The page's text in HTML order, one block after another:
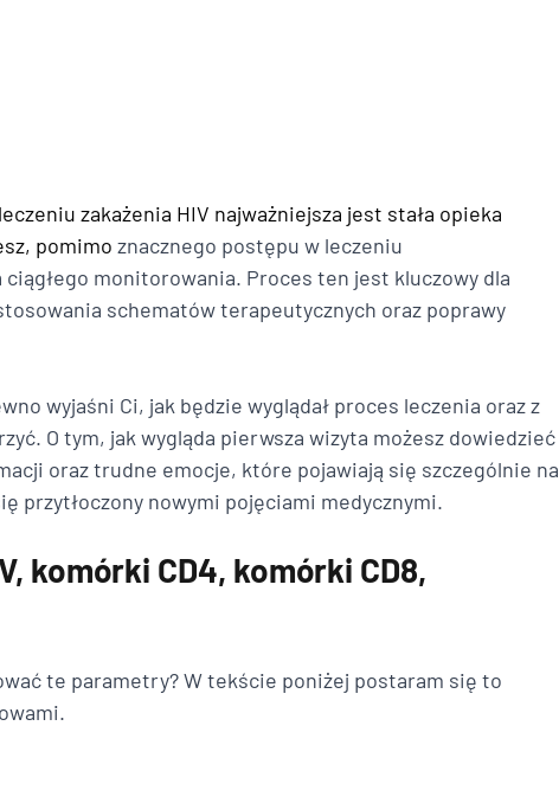
zakażenia HIV najważniejsza jest stała opieka
pomimo znacznego postępu w leczeniu
monitorowania. Proces ten jest kluczowy dla
schematów terapeutycznych oraz poprawy
wyjaśni Ci, jak będzie wyglądał proces leczenia oraz z
O tym, jak wygląda pierwsza wizyta możesz dowiedzieć
oraz trudne emocje, które pojawiają się szczególnie na
przytłoczony nowymi pojęciami medycznymi.
komórki CD4, komórki CD8,
te parametry? W tekście poniżej postaram się to